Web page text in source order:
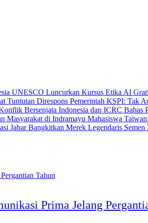
UNESCO Luncurkan Kursus Etika AI
KSPI: Tak
Indonesia dan ICRC Bahas
Mahasiswa
Bangkitkan Merek Legendaris
Prima Jelang